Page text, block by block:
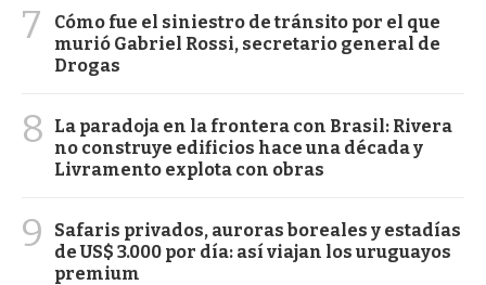
7
Cómo fue el siniestro de tránsito por el que
murió Gabriel Rossi, secretario general de
Drogas
8
La paradoja en la frontera con Brasil: Rivera
no construye edificios hace una década y
Livramento explota con obras
9
Safaris privados, auroras boreales y estadías
de US$ 3.000 por día: así viajan los uruguayos
premium